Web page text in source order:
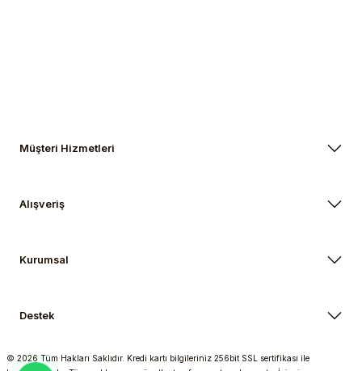
Müşteri Hizmetleri
Alışveriş
Kurumsal
Destek
© 2026 Tüm Hakları Saklıdır. Kredi kartı bilgileriniz 256bit SSL sertifikası ile